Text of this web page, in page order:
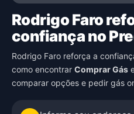
Rodrigo Faro
confiança no
Rodrigo Faro reforça a
como encontrar Comprar Gás
comparar opções e pedir gás